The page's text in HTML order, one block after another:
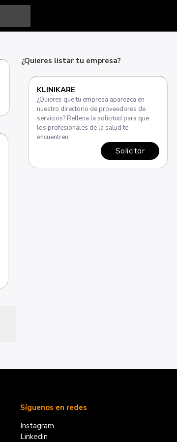
¿Quieres listar tu empresa?
KLINIKARE
¿Quieres que tu empresa aparezca en
nuestro directorio de proveedores de
servicios? Rellena la solicitud para que
los profesionales de la salud te
encuentren.
Solicitar
Síguenos en redes
Instagram
Linkedin